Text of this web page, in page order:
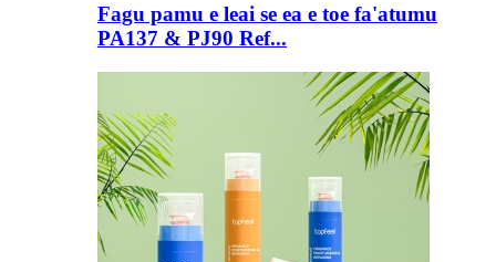
Fagu pamu e leai se ea e toe fa'atumu
PA137 & PJ90 Ref...